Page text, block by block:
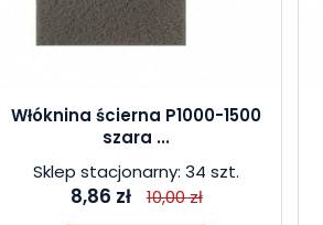
Włóknina ścierna P1000-1500
szara ...
Sklep stacjonarny: 34 szt.
8,86 zł 10,00 zł